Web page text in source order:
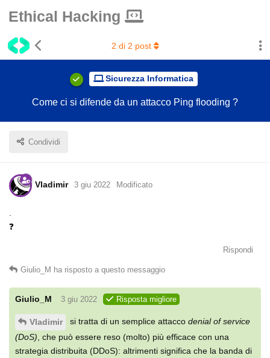
Ethical Hacking
Sicurezza Informatica
Come ci si difende da un attacco Ping flooding ?
Condividi
2 di 2 post
Vladimir 3 giu 2022 Modificato
❓
Rispondi
Giulio_M ha risposto a questo messaggio
Giulio_M 3 giu 2022 Risposta migliore
Vladimir si tratta di un semplice attacco denial of service
(DoS) , che può essere reso (molto) più efficace con una
strategia distribuita (DDoS): altrimenti significa che la banda di